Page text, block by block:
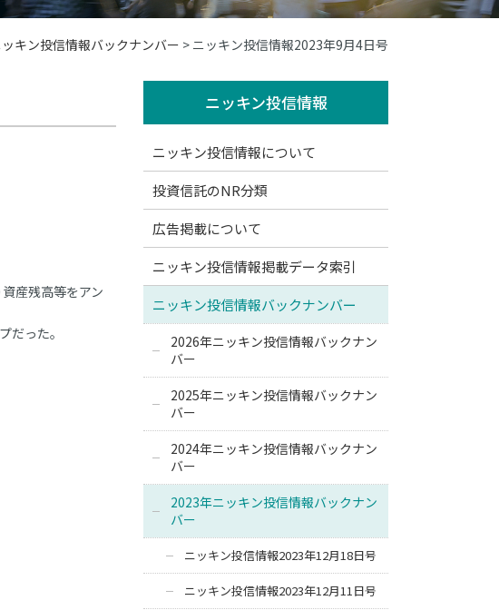
キン投信情報バックナンバー > ニッキン投信情報2023年9月4日号
産残高等をアン
った。
ニッキン投信情報
ニッキン投信情報について
投資信託のNR分類
広告掲載について
ニッキン投信情報掲載データ索引
ニッキン投信情報バックナンバー
2026年ニッキン投信情報バックナン
バー
2025年ニッキン投信情報バックナン
バー
2024年ニッキン投信情報バックナン
バー
2023年ニッキン投信情報バックナン
バー
ニッキン投信情報2023年12月18日号
ニッキン投信情報2023年12月11日号